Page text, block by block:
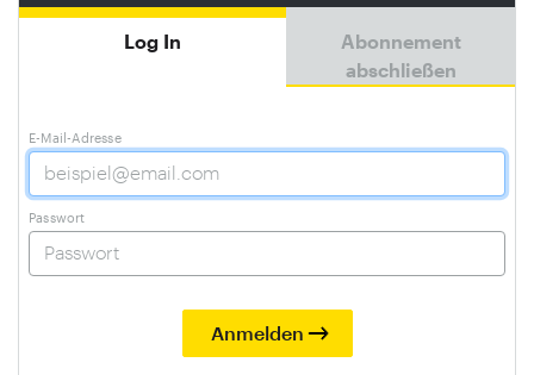
Log In
Abonnement
abschließen
E-Mail-Adresse
Passwort